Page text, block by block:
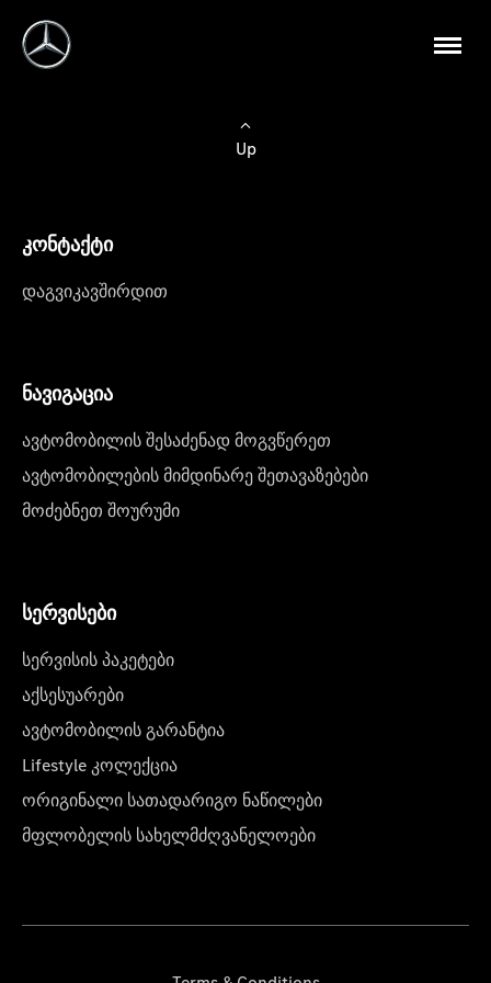
Up
კონტაქტი
დაგვიკავშირდით
ნავიგაცია
ავტომობილის შესაძენად მოგვწერეთ
ავტომობილების მიმდინარე შეთავაზებები
მოძებნეთ შოურუმი
სერვისები
სერვისის პაკეტები
აქსესუარები
ავტომობილის გარანტია
Lifestyle კოლექცია
ორიგინალი სათადარიგო ნაწილები
მფლობელის სახელმძღვანელოები